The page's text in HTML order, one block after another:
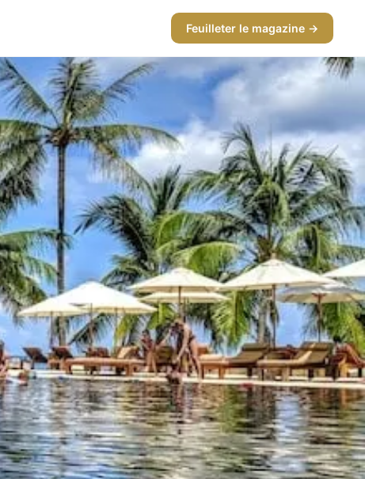
Feuilleter le magazine →